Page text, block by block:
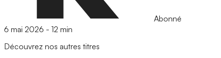
Abonné
6 mai 2026 - 12 min
Découvrez nos autres titres